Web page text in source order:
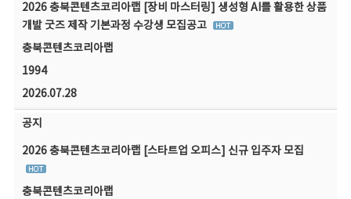
2026 충북콘텐츠코리아랩 [장비 마스터링] 생성형 AI를 활용한 상품
개발 굿즈 제작 기본과정 수강생 모집공고
충북콘텐츠코리아랩
1994
2026.07.28
공지
2026 충북콘텐츠코리아랩 [스타트업 오피스] 신규 입주자 모집
충북콘텐츠코리아랩